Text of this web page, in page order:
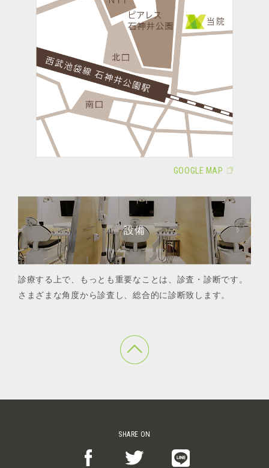
GOOGLE MAP
設備
診療する上で、もっとも重要なことは、診査・診断です。
さまざまな角度から診査し、総合的に診断致します。
SHARE ON